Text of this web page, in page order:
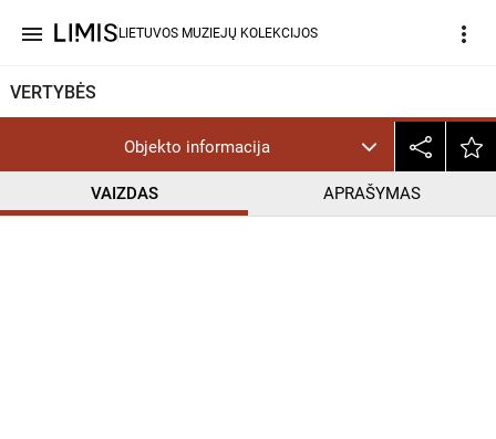
menu LIETUVOS MUZIEJŲ KOLEKCIJOS more_vert
VERTYBĖS
Objekto informacija
VAIZDAS APRAŠYMAS